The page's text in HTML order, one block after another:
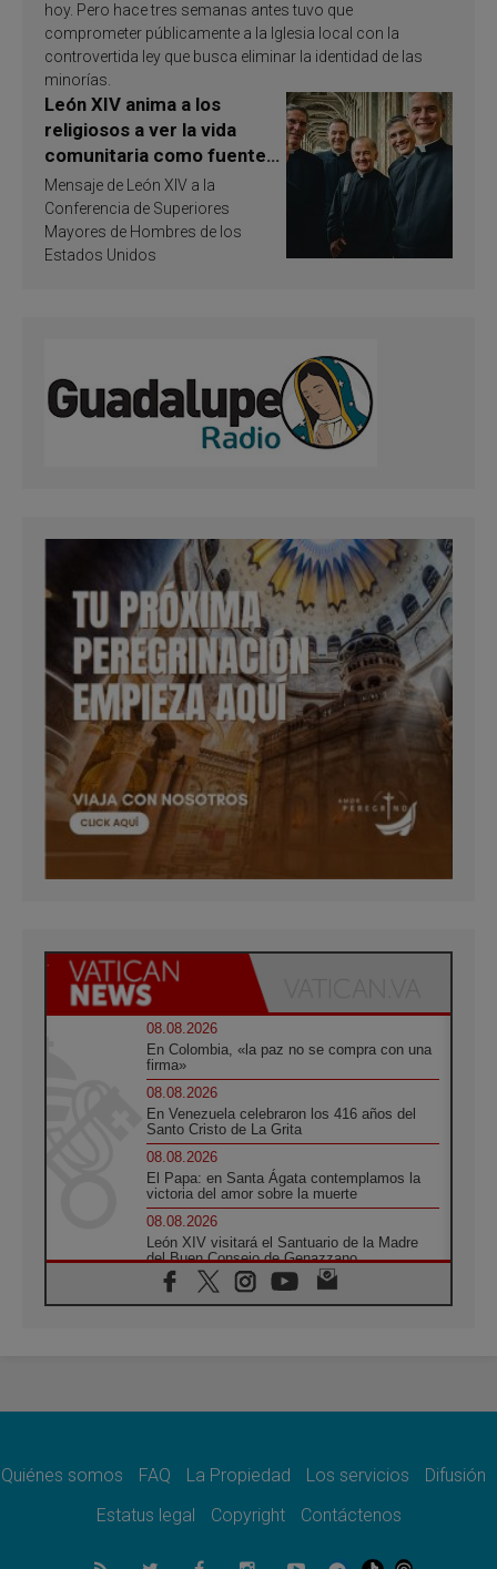
hoy. Pero hace tres semanas antes tuvo que
comprometer públicamente a la Iglesia local con la
controvertida ley que busca eliminar la identidad de las
minorías.
León XIV anima a los
religiosos a ver la vida
comunitaria como fuente
de inspiración y
santificación
Mensaje de León XIV a la
Conferencia de Superiores
Mayores de Hombres de los
Estados Unidos
08.08.2026
En Colombia, «la paz no se compra con una
firma»
08.08.2026
En Venezuela celebraron los 416 años del
Santo Cristo de La Grita
08.08.2026
El Papa: en Santa Ágata contemplamos la
victoria del amor sobre la muerte
08.08.2026
León XIV visitará el Santuario de la Madre
del Buen Consejo de Genazzano
07.08.2026
Filipinas: el Vicariato Apostólico de Calapán
07.08.2026
07.08.2026
muertos en 300 días
Tagle: La guerra desfigura el mundo, solo la
Quiénes somos FAQ La Propiedad Los servicios
Difusión
Estatus legal
Copyright Contáctenos